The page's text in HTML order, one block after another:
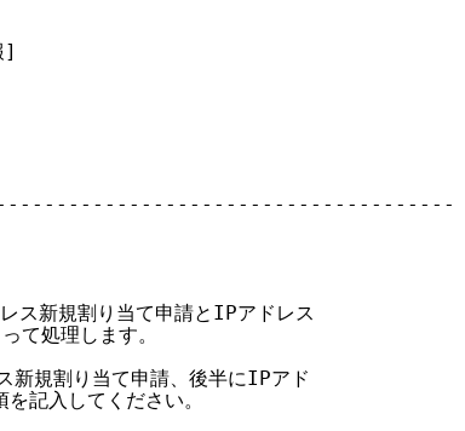
]
新規割り当て申請とIPアドレス
て処理します。
規割り当て申請、後半にIPアド
記入してください。